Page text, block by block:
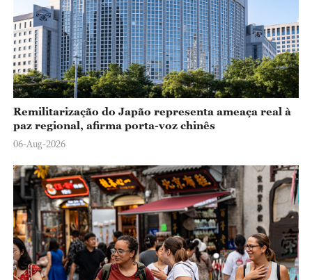
Remilitarização do Japão representa ameaça real à
paz regional, afirma porta-voz chinês
06-Aug-2026